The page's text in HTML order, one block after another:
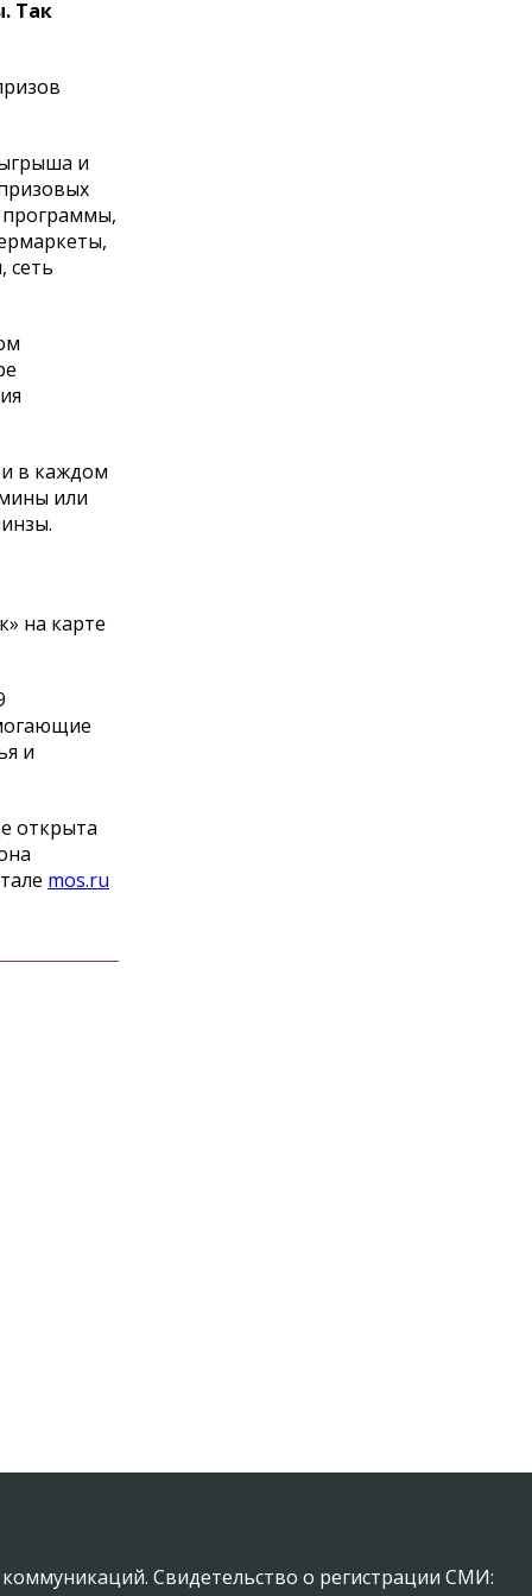
Так
и
программы,
сеть
в каждом
или
на карте
и
открыта
mos.ru
Свидетельство о регистрации СМИ: